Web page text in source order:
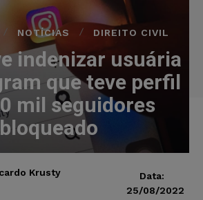
NOTÍCIAS DIREITO CIVIL
indenizar usuária
que teve perfil
mil seguidores
bloqueado
Krusty
Data:
25/08/2022